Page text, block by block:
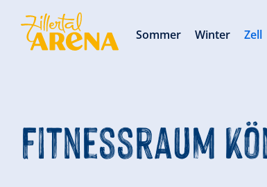
Fitnessraum
Sommer Winter Zell